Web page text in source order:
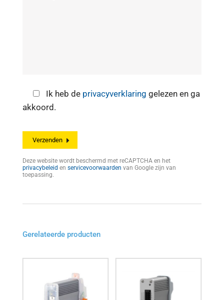
Ik heb de privacyverklaring gelezen en ga
akkoord.
Deze website wordt beschermd met reCAPTCHA en het
privacybeleid en servicevoorwaarden van Google zijn van
toepassing.
Gerelateerde producten